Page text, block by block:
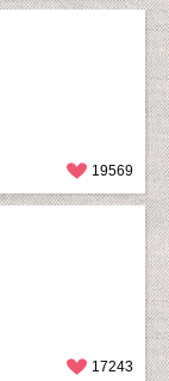
19569
17243